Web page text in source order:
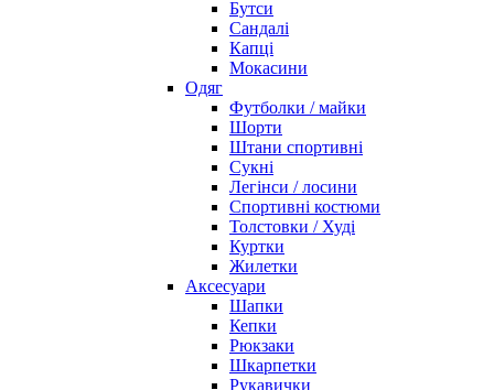
Бутси
Сандалі
Капці
Мокасини
Одяг
Футболки / майки
Шорти
Штани спортивні
Сукні
Легінси / лосини
Спортивні костюми
Толстовки / Худі
Куртки
Жилетки
Аксесуари
Шапки
Кепки
Рюкзаки
Шкарпетки
Рукавички